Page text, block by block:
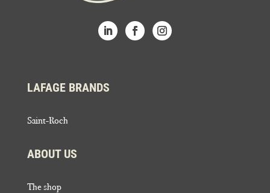
LAFAGE BRANDS
Saint-Roch
ABOUT US
The shop